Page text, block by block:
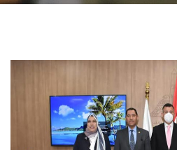
الطلاب
هيئة التدريس
الدراسات العليا